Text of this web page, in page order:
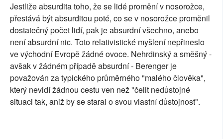
Jestliže absurdita toho, že se lidé promění v nosorožce,
přestává být absurditou poté, co se v nosorožce proměnil
dostatečný počet lidí, pak je absurdní všechno, anebo
není absurdní nic. Toto relativistické myšlení nepřineslo
ve východní Evropě žádné ovoce. Nehrdinský a směšný -
avšak v žádném případě absurdní - Berenger je
považován za typického průměrného "malého člověka",
který nevidí žádnou cestu ven než "čelit nedůstojné
situaci tak, aniž by se staral o svou vlastní důstojnost".